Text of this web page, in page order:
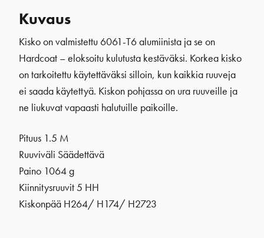
Kuvaus
Kisko on valmistettu 6061-T6 alumiinista ja se on
Hardcoat – eloksoitu kulutusta kestäväksi. Korkea kisko
on tarkoitettu käytettäväksi silloin, kun kaikkia ruuveja
ei saada käytettyä. Kiskon pohjassa on ura ruuveille ja
ne liukuvat vapaasti halutuille paikoille.
Pituus 1.5 M
Ruuviväli Säädettävä
Paino 1064 g
Kiinnitysruuvit 5 HH
Kiskonpää H264/ H174/ H2723